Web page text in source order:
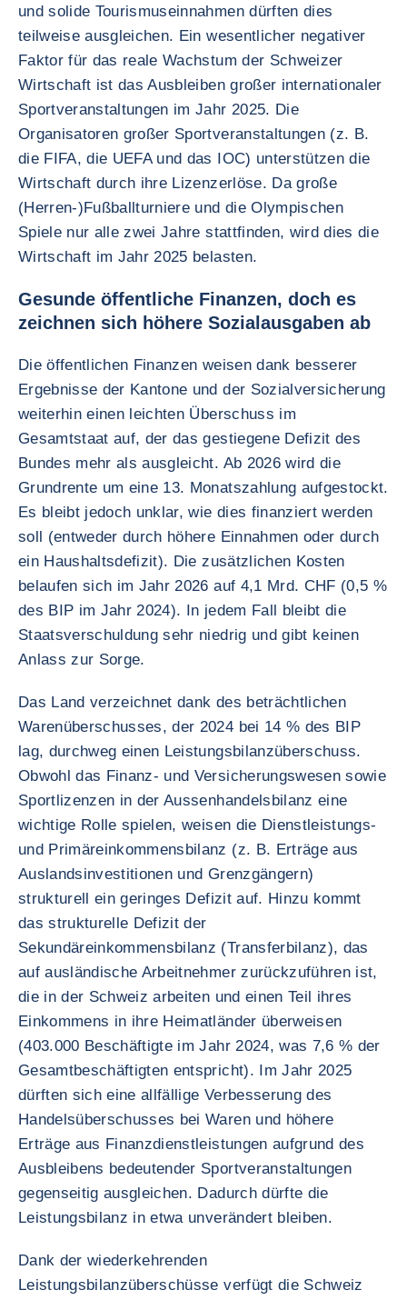
und solide Tourismuseinnahmen dürften dies
teilweise ausgleichen. Ein wesentlicher negativer
Faktor für das reale Wachstum der Schweizer
Wirtschaft ist das Ausbleiben großer internationaler
Sportveranstaltungen im Jahr 2025. Die
Organisatoren großer Sportveranstaltungen (z. B.
die FIFA, die UEFA und das IOC) unterstützen die
Wirtschaft durch ihre Lizenzerlöse. Da große
(Herren-)Fußballturniere und die Olympischen
Spiele nur alle zwei Jahre stattfinden, wird dies die
Wirtschaft im Jahr 2025 belasten.
Gesunde öffentliche Finanzen, doch es
zeichnen sich höhere Sozialausgaben ab
Die öffentlichen Finanzen weisen dank besserer
Ergebnisse der Kantone und der Sozialversicherung
weiterhin einen leichten Überschuss im
Gesamtstaat auf, der das gestiegene Defizit des
Bundes mehr als ausgleicht. Ab 2026 wird die
Grundrente um eine 13. Monatszahlung aufgestockt.
Es bleibt jedoch unklar, wie dies finanziert werden
soll (entweder durch höhere Einnahmen oder durch
ein Haushaltsdefizit). Die zusätzlichen Kosten
belaufen sich im Jahr 2026 auf 4,1 Mrd. CHF (0,5 %
des BIP im Jahr 2024). In jedem Fall bleibt die
Staatsverschuldung sehr niedrig und gibt keinen
Anlass zur Sorge.
Das Land verzeichnet dank des beträchtlichen
Warenüberschusses, der 2024 bei 14 % des BIP
lag, durchweg einen Leistungsbilanzüberschuss.
Obwohl das Finanz- und Versicherungswesen sowie
Sportlizenzen in der Aussenhandelsbilanz eine
wichtige Rolle spielen, weisen die Dienstleistungs-
und Primäreinkommensbilanz (z. B. Erträge aus
Auslandsinvestitionen und Grenzgängern)
strukturell ein geringes Defizit auf. Hinzu kommt
das strukturelle Defizit der
Sekundäreinkommensbilanz (Transferbilanz), das
auf ausländische Arbeitnehmer zurückzuführen ist,
die in der Schweiz arbeiten und einen Teil ihres
Einkommens in ihre Heimatländer überweisen
(403.000 Beschäftigte im Jahr 2024, was 7,6 % der
Gesamtbeschäftigten entspricht). Im Jahr 2025
dürften sich eine allfällige Verbesserung des
Handelsüberschusses bei Waren und höhere
Erträge aus Finanzdienstleistungen aufgrund des
Ausbleibens bedeutender Sportveranstaltungen
gegenseitig ausgleichen. Dadurch dürfte die
Leistungsbilanz in etwa unverändert bleiben.
Dank der wiederkehrenden
Leistungsbilanzüberschüsse verfügt die Schweiz